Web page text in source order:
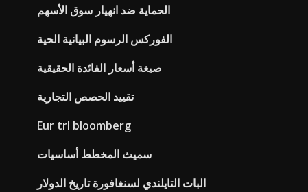
الحماية ضد انهيار سوق الأسهم
الفوركس الرسوم البيانية الحية
صيغة أسعار الفائدة الحقيقية
تقييد الحصص التجارية
Eur trl bloomberg
سميث المخطط أساسيات
البات التايلندي لسنغافورة تاريخ الدولار